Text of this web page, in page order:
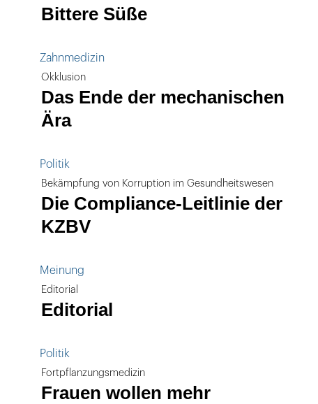
Bittere Süße
Zahnmedizin
Okklusion
Das Ende der mechanischen
Ära
Politik
Bekämpfung von Korruption im Gesundheitswesen
Die Compliance-Leitlinie der
KZBV
Meinung
Editorial
Editorial
Politik
Fortpflanzungsmedizin
Frauen wollen mehr